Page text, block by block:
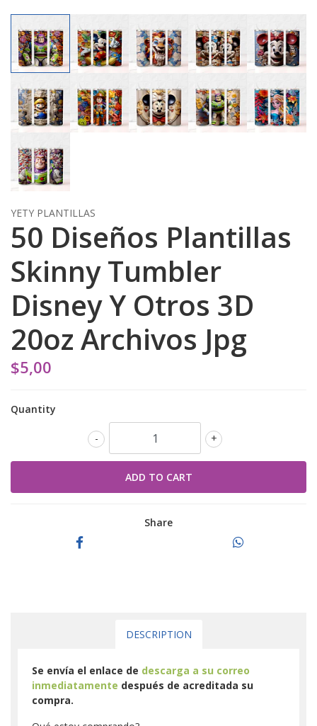
YETY PLANTILLAS
50 Diseños Plantillas
Skinny Tumbler
Disney Y Otros 3D
20oz Archivos Jpg
$5,00
Quantity
+
-
Share
DESCRIPTION
Se envía el enlace de descarga a su correo
inmediatamente después de acreditada su
compra.